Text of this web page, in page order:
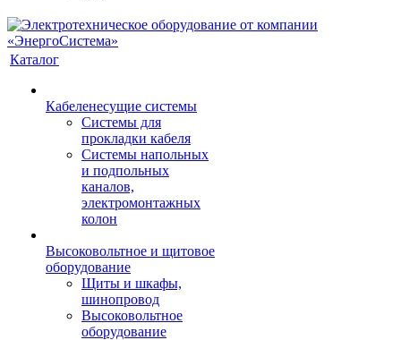
Каталог
Кабеленесущие системы
Системы для
прокладки кабеля
Системы напольных
и подпольных
каналов,
электромонтажных
колон
Высоковольтное и щитовое
оборудование
Щиты и шкафы,
шинопровод
Высоковольтное
оборудование